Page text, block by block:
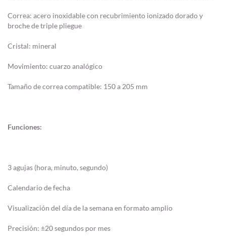
Correa: acero inoxidable con recubrimiento ionizado dorado y
broche de triple pliegue
Cristal: mineral
Movimiento: cuarzo analógico
Tamaño de correa compatible: 150 a 205 mm
Funciones:
3 agujas (hora, minuto, segundo)
Calendario de fecha
Visualización del día de la semana en formato amplio
Precisión: ±20 segundos por mes